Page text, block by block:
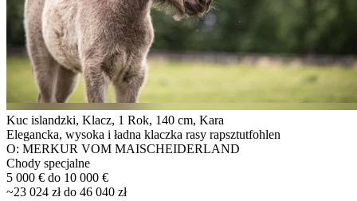
Kuc islandzki, Klacz, 1 Rok, 140 cm, Kara
Elegancka, wysoka i ładna klaczka rasy rapsztutfohlen
O: MERKUR VOM MAISCHEIDERLAND
Chody specjalne
5 000 € do 10 000 €
~23 024 zł do 46 040 zł